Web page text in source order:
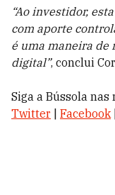
“Ao investidor,
com aporte
é uma maneira de
digital”, conclui
Siga a Bússola nas
Twitter
Facebook|